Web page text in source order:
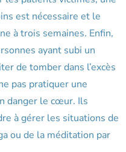
est nécessaire et le
à trois semaines. Enfin,
ayant subi un
de tomber dans l’excès
pas pratiquer une
danger le cœur. Ils
à gérer les situations de
ou de la méditation par